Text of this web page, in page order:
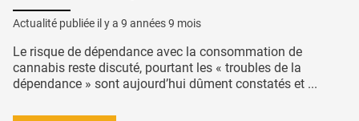
Actualité publiée il y a 9 années 9 mois
Le risque de dépendance avec la consommation de
cannabis reste discuté, pourtant les « troubles de la
dépendance » sont aujourd’hui dûment constatés et ...